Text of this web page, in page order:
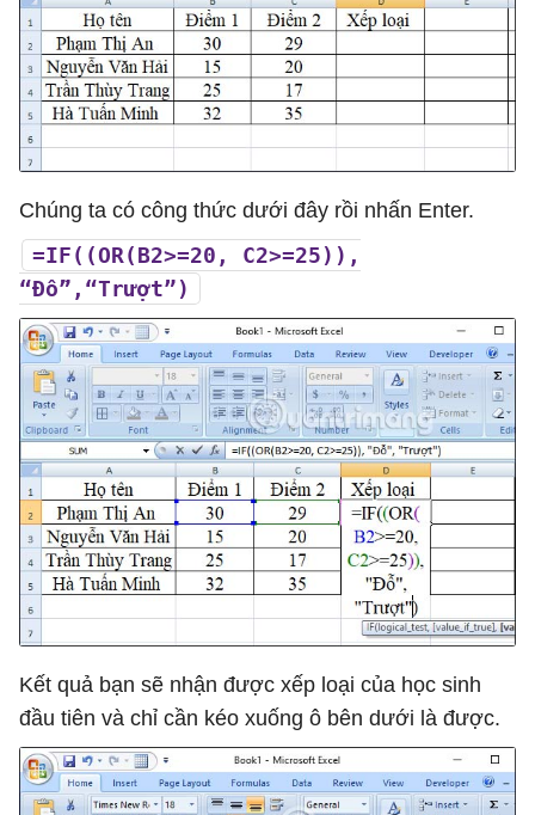
Chúng ta có công thức dưới đây rồi nhấn Enter.
=IF((OR(B2>=20, C2>=25)),
“Đỗ”,“Trượt”)
Kết quả bạn sẽ nhận được xếp loại của học sinh
đầu tiên và chỉ cần kéo xuống ô bên dưới là được.